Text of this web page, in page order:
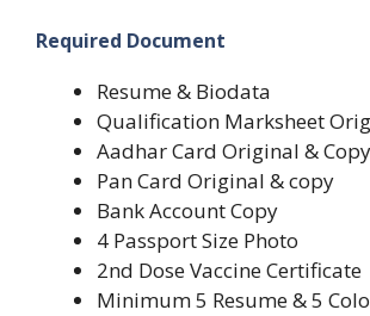
Required Document
Resume & Biodata
Qualification Marksheet
Aadhar Card Original & Copy
Pan Card Original & copy
Bank Account Copy
4 Passport Size Photo
2nd Dose Vaccine Certificate
Minimum 5 Resume & 5